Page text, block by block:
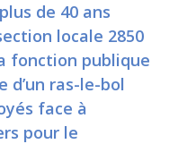
de 40 ans
locale 2850
fonction publique
d’un ras-le-bol
face à
pour le